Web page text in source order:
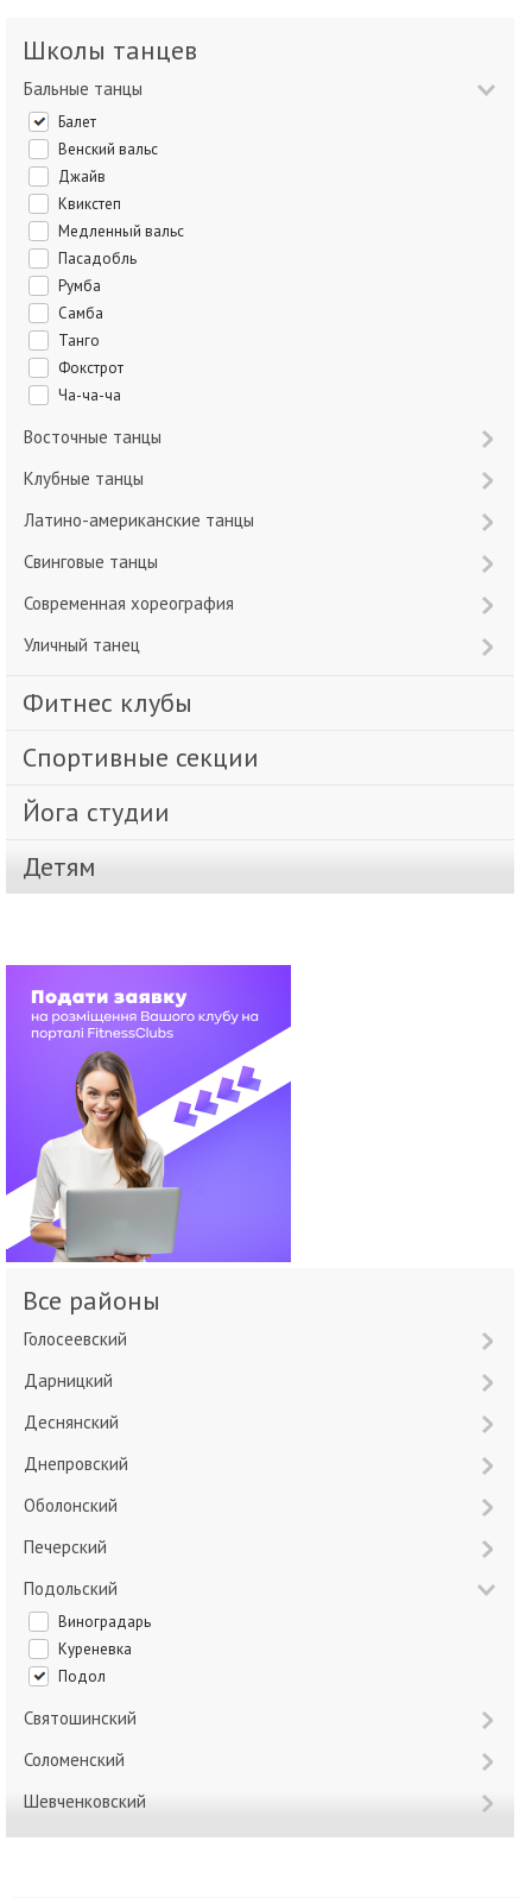
Школы танцев
Бальные танцы
Балет
Венский вальс
Джайв
Квикстеп
Медленный вальс
Пасадобль
Румба
Самба
Танго
Фокстрот
Ча-ча-ча
Восточные танцы
Клубные танцы
Латино-американские танцы
Свинговые танцы
Современная хореография
Уличный танец
Фитнес клубы
Спортивные секции
Йога студии
Детям
Все районы
Голосеевский
Дарницкий
Деснянский
Днепровский
Оболонский
Печерский
Подольский
Виноградарь
Куреневка
Подол
Святошинский
Соломенский
Шевченковский